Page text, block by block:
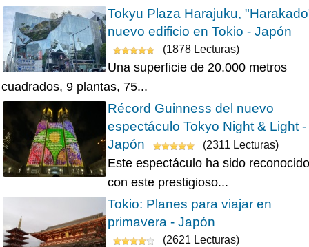
Tokyu Plaza Harajuku,
nuevo edificio en Tokio - Japón
(1878 Lecturas)
Una superficie de 20.000 metros
cuadrados, 9 plantas, 75...
Récord Guinness del nuevo
espectáculo Tokyo Night & Light -
Japón
(2311 Lecturas)
Este espectáculo ha sido reconocido
con este prestigioso...
Tokio: Planes para viajar en
primavera - Japón
(2621 Lecturas)